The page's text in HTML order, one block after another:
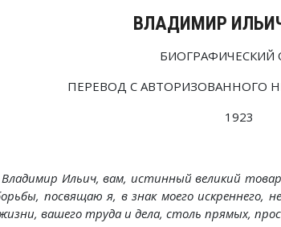
ВЛАДИМИР
БИОГРАФИЧЕСКИЙ
ПЕРЕВОД С АВТОРИЗОВАННОГО
1923
Ильич, вам, истинный великий
посвящаю я, в знак моего
вашего труда и дела, столь прямых,